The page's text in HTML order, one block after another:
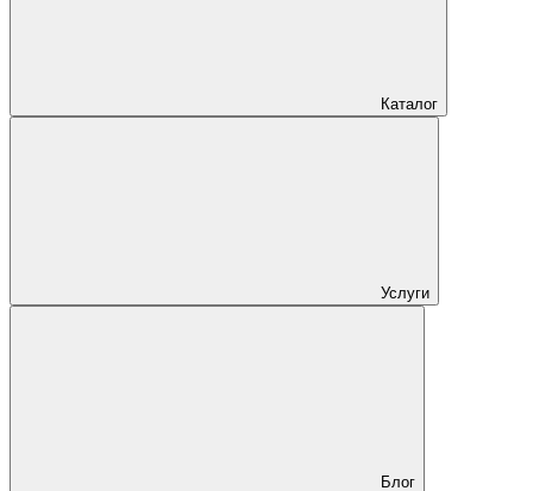
Каталог
Услуги
Блог